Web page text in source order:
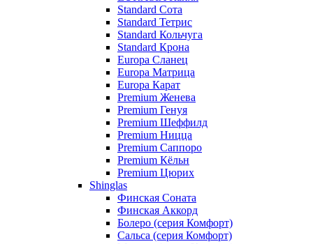
Standard Сота
Standard Тетрис
Standard Кольчуга
Standard Крона
Europa Сланец
Europa Матрица
Europa Карат
Premium Женева
Premium Генуя
Premium Шеффилд
Premium Ницца
Premium Саппоро
Premium Кёльн
Premium Цюрих
Shinglas
Финская Соната
Финская Аккорд
Болеро (серия Комфорт)
Сальса (серия Комфорт)